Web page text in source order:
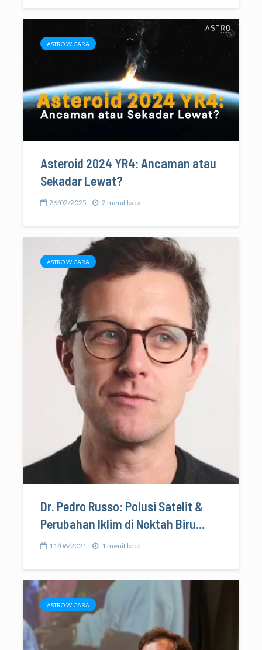
ASTRO WICARA
Asteroid 2024 YR4: Ancaman atau
Sekadar Lewat?
26/02/2025 2 menit baca
ASTRO WICARA
Dr. Pedro Russo: Polusi Satelit &
Perubahan Iklim di Noktah Biru...
11/06/2021 1 menit baca
ASTRO WICARA